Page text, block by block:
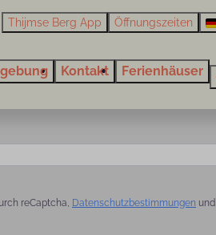
Thijmse Berg App Öffnungszeiten
Kontakt Ferienhäuser
reCaptcha, Datenschutzbestimmungen und